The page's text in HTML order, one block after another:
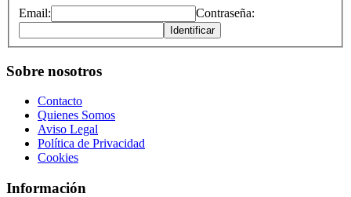
Email: Contraseña:
Identificar
Sobre nosotros
Contacto
Quienes Somos
Aviso Legal
Política de Privacidad
Cookies
Información